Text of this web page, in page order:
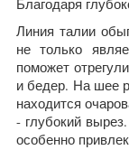
Линия талии
не только
поможет
и бедер. На шее
находится
- глубокий вырез.
особенно